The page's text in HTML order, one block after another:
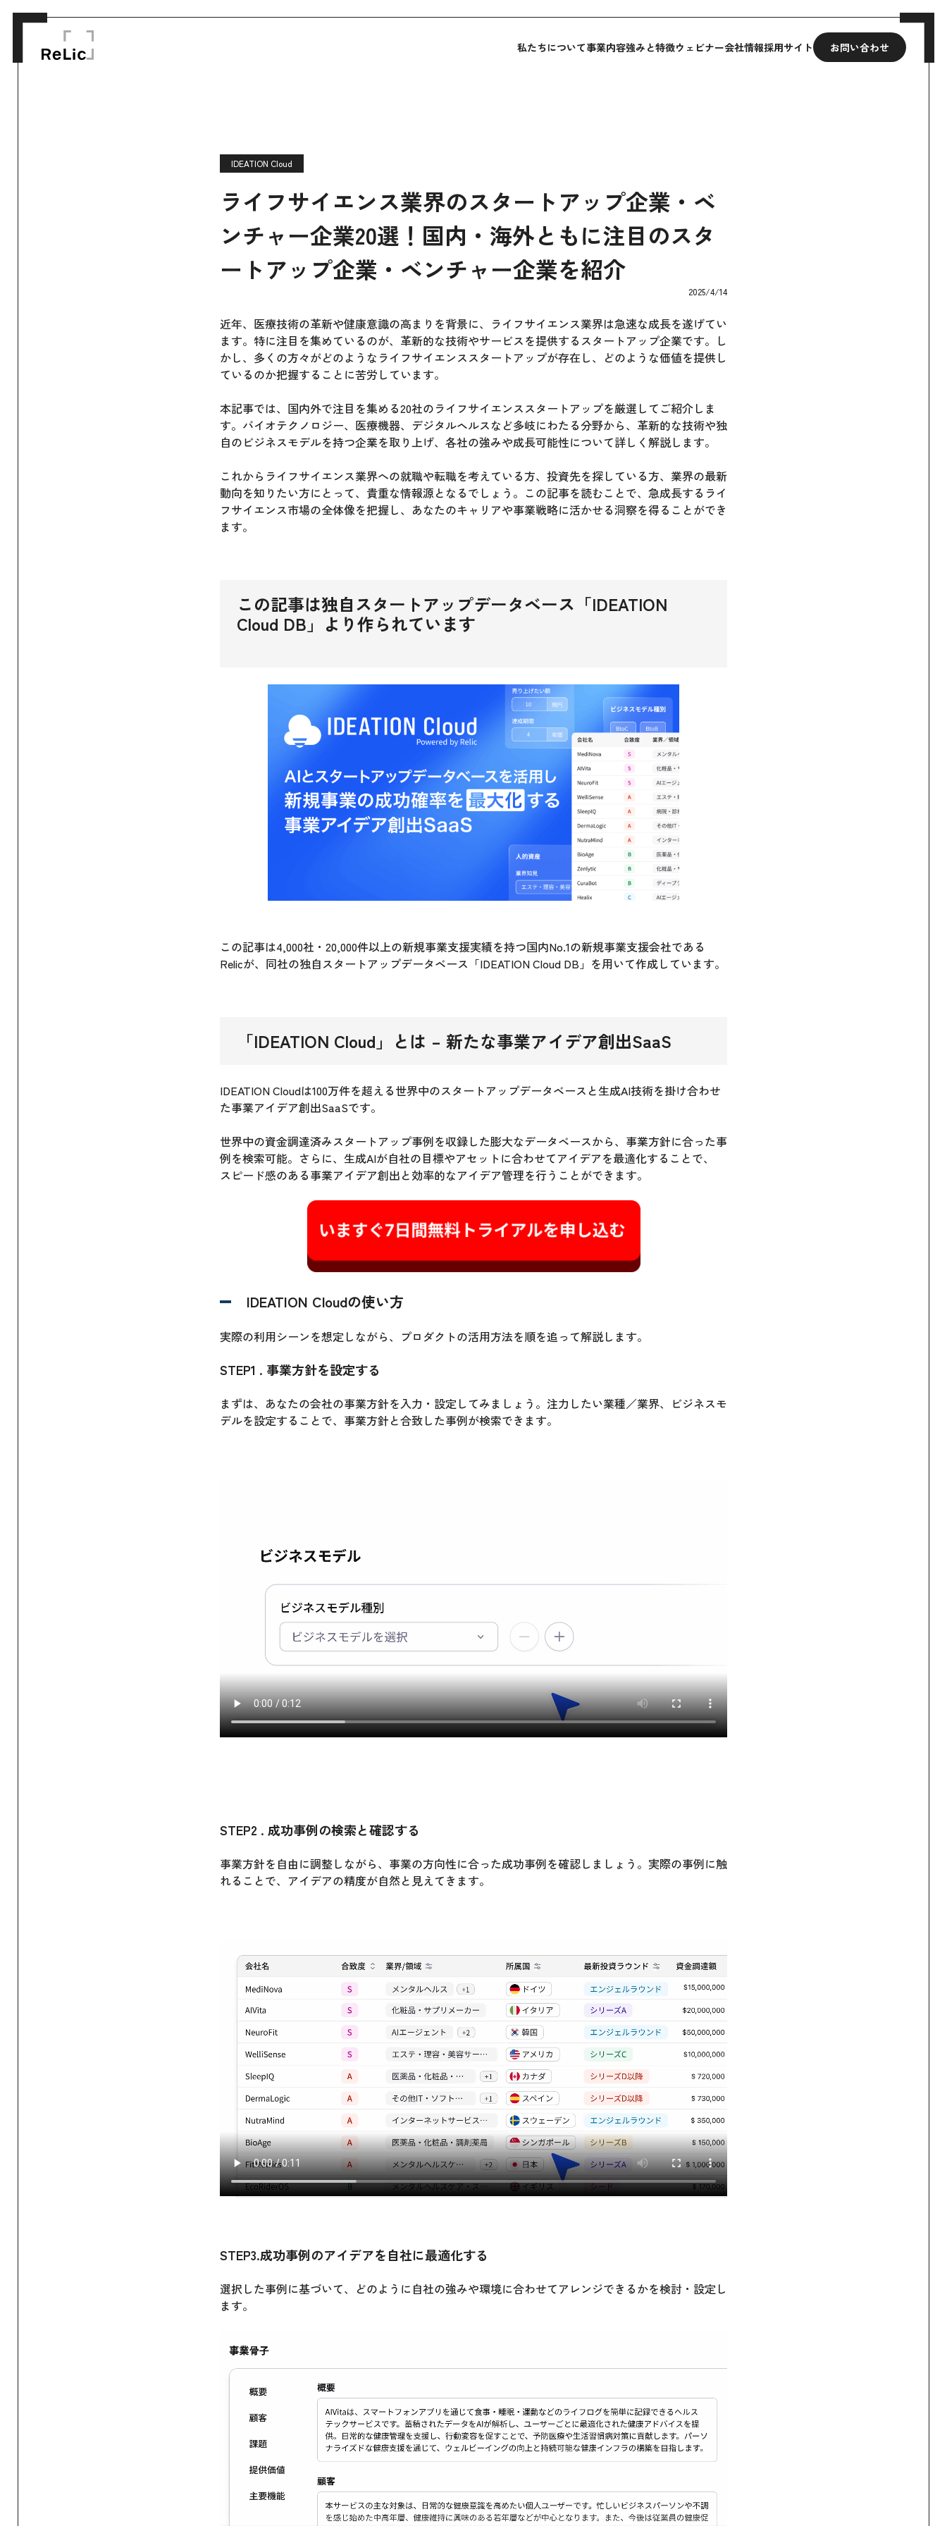
私たちについて事業内容強みと特徴ウェビナー会社情報採用サイト お問い合わせ
IDEATION Cloud
ライフサイエンス業界のスタートアップ企業・ベ
ンチャー企業20選！国内・海外ともに注目のスタ
ートアップ企業・ベンチャー企業を紹介
2025/4/14
近年、医療技術の革新や健康意識の高まりを背景に、ライフサイエンス業界は急速な成長を遂げてい
ます。特に注目を集めているのが、革新的な技術やサービスを提供するスタートアップ企業です。し
かし、多くの方々がどのようなライフサイエンススタートアップが存在し、どのような価値を提供し
ているのか把握することに苦労しています。
本記事では、国内外で注目を集める20社のライフサイエンススタートアップを厳選してご紹介しま
す。バイオテクノロジー、医療機器、デジタルヘルスなど多岐にわたる分野から、革新的な技術や独
自のビジネスモデルを持つ企業を取り上げ、各社の強みや成長可能性について詳しく解説します。
これからライフサイエンス業界への就職や転職を考えている方、投資先を探している方、業界の最新
動向を知りたい方にとって、貴重な情報源となるでしょう。この記事を読むことで、急成長するライ
フサイエンス市場の全体像を把握し、あなたのキャリアや事業戦略に活かせる洞察を得ることができ
ます。
この記事は独自スタートアップデータベース「IDEATION
Cloud DB」より作られています
この記事は4,000社・20,000件以上の新規事業支援実績を持つ国内No.1の新規事業支援会社である
Relicが、同社の独自スタートアップデータベース「IDEATION Cloud DB」を用いて作成しています。
「IDEATION Cloud 」とは – 新たな事業アイデア創出SaaS
IDEATION Cloudは100万件を超える世界中のスタートアップデータベースと生成AI技術を掛け合わせ
た事業アイデア創出SaaSです。
世界中の資金調達済みスタートアップ事例を収録した膨大なデータベースから、事業方針に合った事
例を検索可能。さらに、生成AIが自社の目標やアセットに合わせてアイデアを最適化することで、
スピード感のある事業アイデア創出と効率的なアイデア管理を行うことができます。
IDEATION Cloudの使い方
実際の利用シーンを想定しながら、プロダクトの活用方法を順を追って解説します。
STEP1 . 事業方針を設定する
まずは、あなたの会社の事業方針を入力・設定してみましょう。注力したい業種／業界、ビジネスモ
デルを設定することで、事業方針と合致した事例が検索できます。
STEP2 . 成功事例の検索と確認する
事業方針を自由に調整しながら、事業の方向性に合った成功事例を確認しましょう。実際の事例に触
れることで、アイデアの精度が自然と見えてきます。
STEP3.成功事例のアイデアを自社に最適化する
選択した事例に基づいて、どのように自社の強みや環境に合わせてアレンジできるかを検討・設定し
ます。